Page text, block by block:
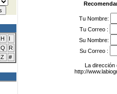
H
I
Q
R
Z #
Tu Nombre:
Tu Correo :
Su Nombre:
Su Correo :
La dirección
http://